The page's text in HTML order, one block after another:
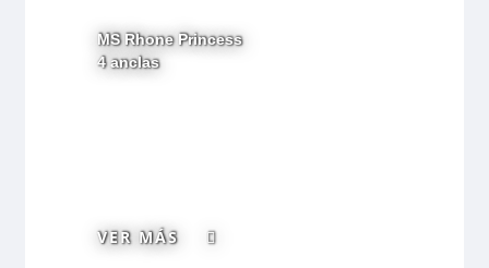
MS Rhone Princess
4 anclas
VER MÁS